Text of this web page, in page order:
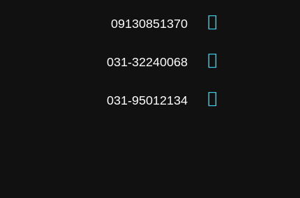
09130851370
031-32240068
031-95012134